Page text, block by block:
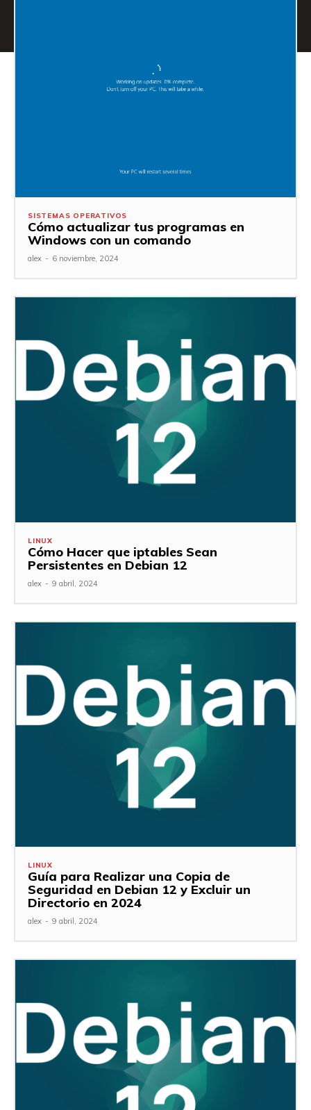
SISTEMAS OPERATIVOS
Cómo actualizar tus programas en
Windows con un comando
alex - 6 noviembre, 2024
LINUX
Cómo Hacer que iptables Sean
Persistentes en Debian 12
alex - 9 abril, 2024
LINUX
Guía para Realizar una Copia de
Seguridad en Debian 12 y Excluir un
Directorio en 2024
alex - 9 abril, 2024